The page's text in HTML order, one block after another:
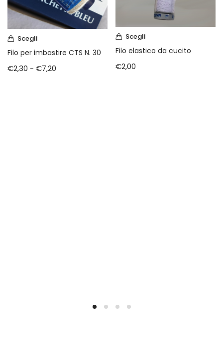
Scegli
Filo per imbastire CTS N. 30
€2,30 - €7,20
Scegli
Filo elastico da cucito
€2,00